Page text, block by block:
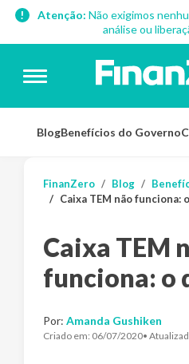
Atenção: Não exigimos
análise ou
BlogBenefícios do Governo
FinanZero Blog
Caixa TEM não funciona: o
Caixa TEM
funciona: o
Por: Amanda Gushiken
Criado em: 06/07/2020•